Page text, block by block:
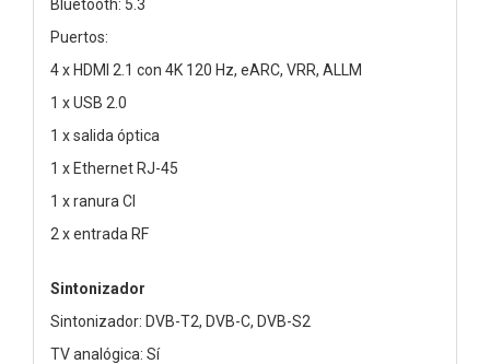
Bluetooth: 5.3
Puertos:
4 x HDMI 2.1 con 4K 120 Hz, eARC, VRR, ALLM
1 x USB 2.0
1 x salida óptica
1 x Ethernet RJ-45
1 x ranura CI
2 x entrada RF
Sintonizador
Sintonizador: DVB-T2, DVB-C, DVB-S2
TV analógica: Sí